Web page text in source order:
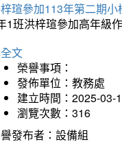
瑄參加113年第二期
1班洪梓瑄參加高年級
文
榮譽事項：
發佈單位：教務處
建立時間：2025-03-
瀏覽次數：316
發布者：設備組